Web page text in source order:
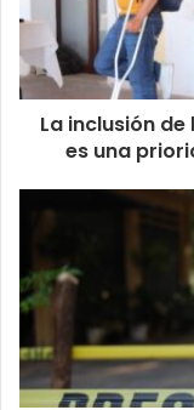
La inclusión
es una